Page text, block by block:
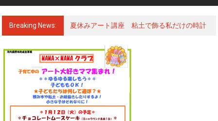
Breaking News: 夏休みアート講座 粘土で飾る私だけの時計